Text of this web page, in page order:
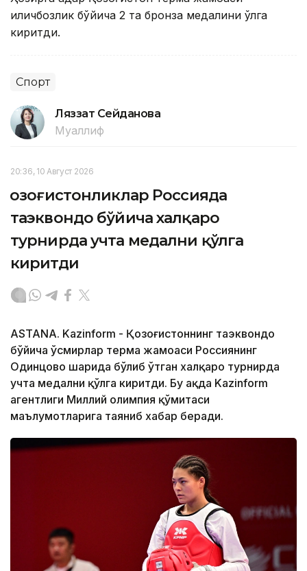
қиличбозлик бўйича 2 та бронза медалини қўлга
киритди.
Спорт
Ляззат Сейданова
Муаллиф
20:36, 10 Август 2026
Қозоғистонликлар Россияда
таэквондо бўйича халқаро
турнирда учта медални қўлга
киритди
ASTANA. Kazinform - Қозоғистоннинг таэквондо
бўйича ўсмирлар терма жамоаси Россиянинг
Одинцово шаҳрида бўлиб ўтган халқаро турнирда
учта медални қўлга киритди. Бу ҳақда Kazinform
агентлиги Миллий олимпия қўмитаси
маълумотларига таяниб хабар беради.